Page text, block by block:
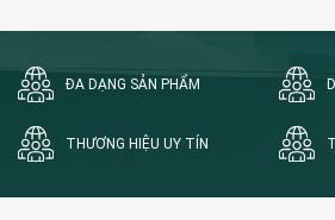
ĐA DẠNG SẢN PHẨM
THƯƠNG HIỆU UY TÍN